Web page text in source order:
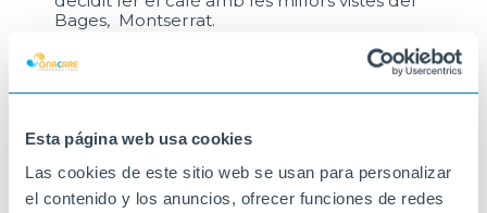
Esta página web usa cookies
Las cookies de este sitio web se usan para personalizar
el contenido y los anuncios, ofrecer funciones de redes
Bages, Montserrat.
Un matí ennuvolat però que no ha fet
ombra a les magnífiques vistes d'aquesta
meravella de parc.
15-05-2026
SANT VICENÇ DE CASTELLET